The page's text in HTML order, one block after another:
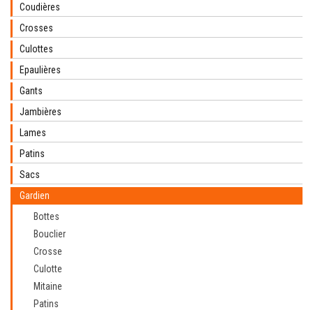
Coudières
Crosses
Culottes
Epaulières
Gants
Jambières
Lames
Patins
Sacs
Gardien
Bottes
Bouclier
Crosse
Culotte
Mitaine
Patins